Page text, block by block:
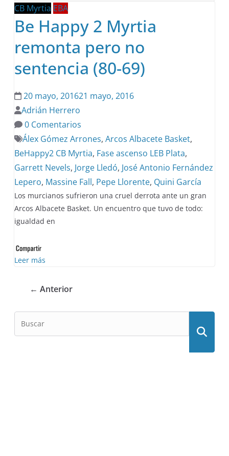
CB Myrtia EBA
Be Happy 2 Myrtia
remonta pero no
sentencia (80-69)
20 mayo, 201621 mayo, 2016
Adrián Herrero
0 Comentarios
Álex Gómez Arrones,Arcos Albacete Basket,
BeHappy2 CB Myrtia, Fase ascenso LEB Plata,
Garrett Nevels, Jorge Lledó, José Antonio Fernández
Lepero, Massine Fall, Pepe Llorente, Quini García
Los murcianos sufrieron una cruel derrota ante un gran
Arcos Albacete Basket. Un encuentro que tuvo de todo:
igualdad en
Leer más
← Anterior